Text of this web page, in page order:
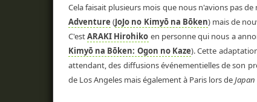
Cela faisait plusieurs mois que nous n'avions pas
Adventure (JoJo no Kimyō na Bōken) mais de
C'estARAKI Hirohiko en personne qui nous a
Kimyō na Bōken: Ogon no Kaze). Cette
attendant, des diffusions événementielles de son
de Los Angeles mais également à Paris lors de